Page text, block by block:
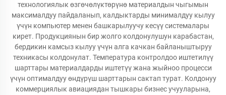
технологиялык өзгөчөлүктөрүнө материалдын чыгымын
максималдуу пайдаланып, калдыктарды минималдуу кылуу
үчүн компьютер менен башкарылуучу кесүү системалары
кирет. Продукциянын бир жолго колдонулушун карабастан,
бердикин камсыз кылуу үчүн алга качкан байланыштыруу
техникасы колдонулат. Температура контролдоо иштетилүү
шарттары материалдарды иштетүү жана жыйноо процесси
үчүн оптималдуу өндүрүш шарттарын сактап турат. Колдонуу
коммерциялык авиациядан тышкары бизнес учууларына,